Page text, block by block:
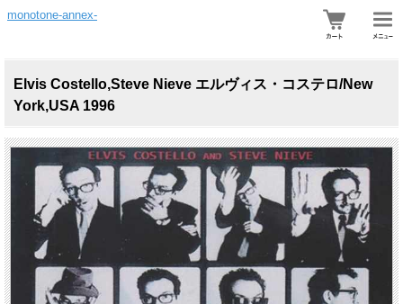
monotone-annex-
Elvis Costello,Steve Nieve エルヴィス・コステロ/New
York,USA 1996